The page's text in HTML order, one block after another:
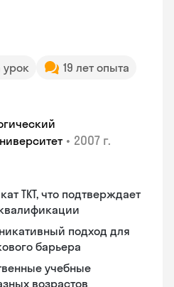
урок
19 лет опыта
• 2007 г.
ТКТ, что подтверждает
подход для
барьера
учебные
возрастов